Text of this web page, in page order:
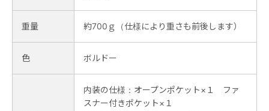
重量 約700ｇ（仕様により重さも前後します）
色 ボルドー
内装の仕様：オープンポケット×１ ファ
スナー付きポケット×１